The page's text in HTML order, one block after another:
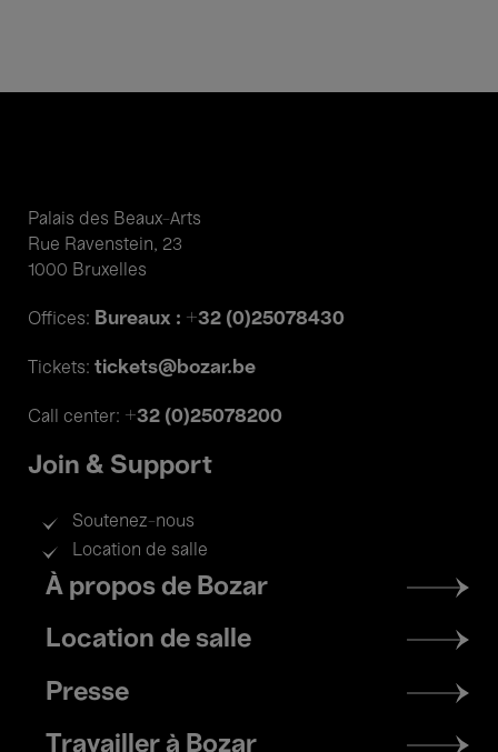
Palais des Beaux-Arts
Rue Ravenstein, 23
1000 Bruxelles
Offices: Bureaux : +32 (0)25078430
Tickets: tickets@bozar.be
Call center: +32 (0)25078200
Join & Support
Soutenez-nous
Location de salle
Footer
menu
À propos de Bozar
Location de salle
Presse
Travailler à Bozar